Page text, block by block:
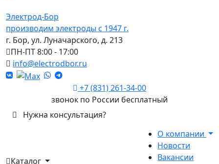
Электрод-Бор
производим электроды с 1947 г.
г. Бор, ул. Луначарского, д. 213
ПН-ПТ 8:00 - 17:00
info@electrodbor.ru
+7 (831) 261-34-00
звонок по России бесплатный
Нужна консультация?
Каталог
О компании
Новости
Вакансии